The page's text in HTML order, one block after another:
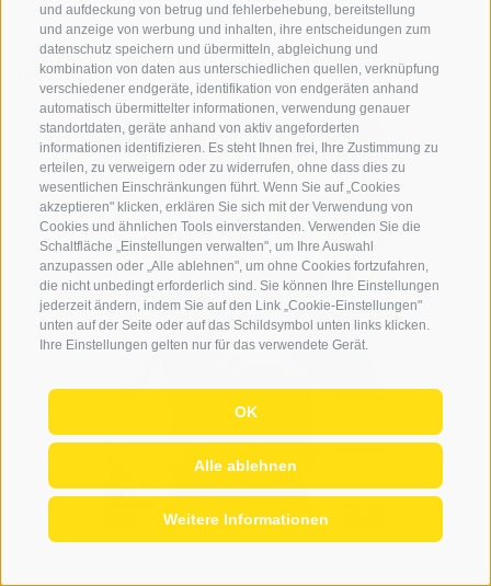
und aufdeckung von betrug und fehlerbehebung, bereitstellung
und anzeige von werbung und inhalten, ihre entscheidungen zum
datenschutz speichern und übermitteln, abgleichung und
kombination von daten aus unterschiedlichen quellen, verknüpfung
verschiedener endgeräte, identifikation von endgeräten anhand
automatisch übermittelter informationen, verwendung genauer
standortdaten, geräte anhand von aktiv angeforderten
informationen identifizieren. Es steht Ihnen frei, Ihre Zustimmung zu
erteilen, zu verweigern oder zu widerrufen, ohne dass dies zu
wesentlichen Einschränkungen führt. Wenn Sie auf „Cookies
akzeptieren" klicken, erklären Sie sich mit der Verwendung von
Cookies und ähnlichen Tools einverstanden. Verwenden Sie die
Schaltfläche „Einstellungen verwalten", um Ihre Auswahl
anzupassen oder „Alle ablehnen", um ohne Cookies fortzufahren,
die nicht unbedingt erforderlich sind. Sie können Ihre Einstellungen
jederzeit ändern, indem Sie auf den Link „Cookie-Einstellungen"
unten auf der Seite oder auf das Schildsymbol unten links klicken.
Ihre Einstellungen gelten nur für das verwendete Gerät.
OK
Alle ablehnen
Weitere Informationen
BÜRO TEAM